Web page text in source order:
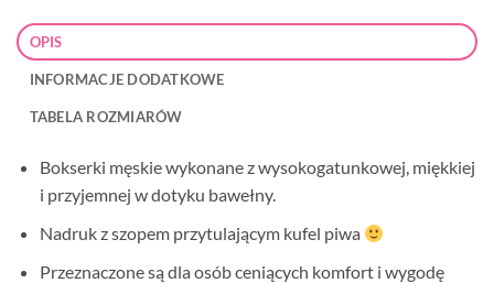
OPIS
INFORMACJE DODATKOWE
TABELA ROZMIARÓW
Bokserki męskie wykonane z wysokogatunkowej, miękkiej
i przyjemnej w dotyku bawełny.
Nadruk z szopem przytulającym kufel piwa
Przeznaczone są dla osób ceniących komfort i wygodę